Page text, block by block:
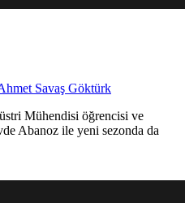
Savaş Göktürk
Mühendisi öğrencisi ve
Abanoz ile yeni sezonda da